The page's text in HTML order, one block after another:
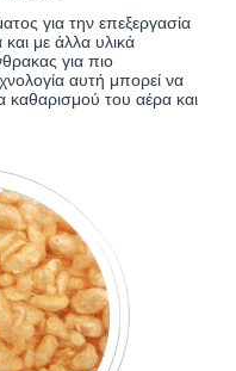
για την επεξεργασία
με άλλα υλικά
για πιο
αυτή μπορεί να
καθαρισμού του αέρα και